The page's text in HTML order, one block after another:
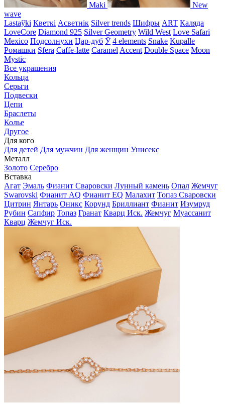
Maki
New
wave
Lastaўki Кветкі Асветнiк Silver trends Шифры ART Каляда
LoveCore Diamond 925 Silver Geometry Wild West Love Safari
Mexico Подсолнухи Цар-дуб Ў 4 elements Snake Kupalle
Ромашки Sfera Caffe-latte Caramel Accent Double Space Moon
Mystic
Все украшения
Кольца
Серьги
Подвески
Цепи
Браслеты
Колье
Другое
Для кого
Для детей Для мужчин Для женщин Унисекс
Металл
Золото Серебро
Вставка
Агат Эмаль Фианит Сваровски Лунный камень Опал Жемчуг
Swarovski Фианит AQ Фианит EQ Малахит Топаз Сваровски
Цитрин Янтарь Оникс Корунд Бриллиант Фианит Изумруд
Рубин Сапфир Топаз Гранат Кварц Иск. Жемчуг Муассанит
Кварц Жемчуг Иск.